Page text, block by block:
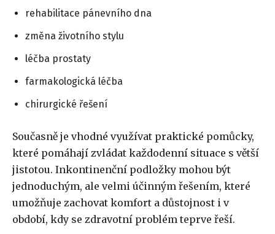
rehabilitace pánevního dna
změna životního stylu
léčba prostaty
farmakologická léčba
chirurgické řešení
Současně je vhodné využívat praktické pomůcky,
které pomáhají zvládat každodenní situace s větší
jistotou. Inkontinenční podložky mohou být
jednoduchým, ale velmi účinným řešením, které
umožňuje zachovat komfort a důstojnost i v
období, kdy se zdravotní problém teprve řeší.